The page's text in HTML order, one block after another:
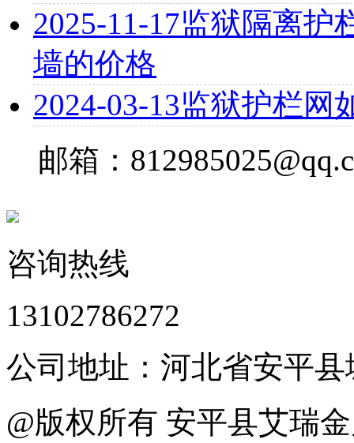
2025-11-17监狱隔离护
墙的价格
2024-03-13监狱护栏网
邮箱：
咨询热线
13102786272
公司地址：河北省安平
@版权所有 安平县艾瑞